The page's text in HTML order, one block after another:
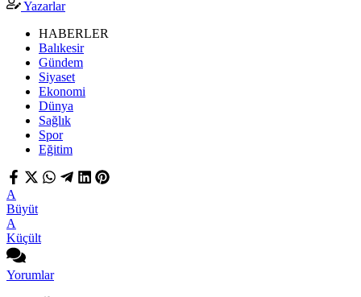
Yazarlar
HABERLER
Balıkesir
Gündem
Siyaset
Ekonomi
Dünya
Sağlık
Spor
Eğitim
A
Büyüt
A
Küçült
Yorumlar